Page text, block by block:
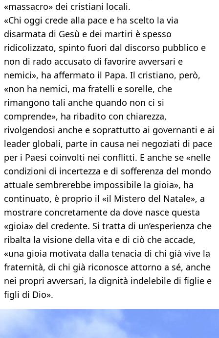
«massacro» dei cristiani locali.
«Chi oggi crede alla pace e ha scelto la via
disarmata di Gesù e dei martiri è spesso
ridicolizzato, spinto fuori dal discorso pubblico e
non di rado accusato di favorire avversari e
nemici», ha affermato il Papa. Il cristiano, però,
«non ha nemici, ma fratelli e sorelle, che
rimangono tali anche quando non ci si
comprende», ha ribadito con chiarezza,
rivolgendosi anche e soprattutto ai governanti e ai
leader globali, parte in causa nei negoziati di pace
per i Paesi coinvolti nei conflitti. E anche se «nelle
condizioni di incertezza e di sofferenza del mondo
attuale sembrerebbe impossibile la gioia», ha
continuato, è proprio il «il Mistero del Natale», a
mostrare concretamente da dove nasce questa
«gioia» del credente. Si tratta di un’esperienza che
ribalta la visione della vita e di ciò che accade,
«una gioia motivata dalla tenacia di chi già vive la
fraternità, di chi già riconosce attorno a sé, anche
nei propri avversari, la dignità indelebile di figlie e
figli di Dio».